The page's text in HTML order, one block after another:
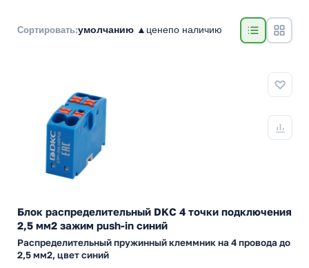
Сортировать:умолчанию ▲ ценепо наличию
Блок распределительный DKC 4 точки подключения
2,5 мм2 зажим push-in синий
Распределительный пружинный клеммник на 4 провода до
2,5 мм2, цвет синий